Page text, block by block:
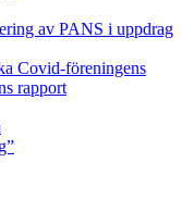
av PANS i uppdrag
Covid-föreningens
rapport